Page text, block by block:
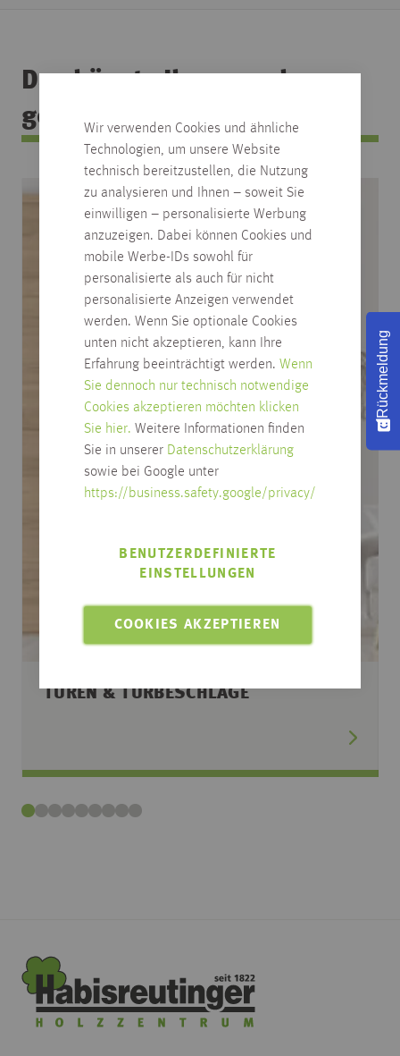
Wir verwenden Cookies und ähnliche
Technologien, um unsere Website
technisch bereitzustellen, die Nutzung
zu analysieren und Ihnen – soweit Sie
einwilligen – personalisierte Werbung
anzuzeigen. Dabei können Cookies und
mobile Werbe-IDs sowohl für
personalisierte als auch für nicht
personalisierte Anzeigen verwendet
werden. Wenn Sie optionale Cookies
unten nicht akzeptieren, kann Ihre
Erfahrung beeinträchtigt werden. Wenn
Sie dennoch nur technisch notwendige
Cookies akzeptieren möchten klicken
Sie hier. Weitere Informationen finden
Sie in unserer Datenschutzerklärung
sowie bei Google unter
https://business.safety.google/privacy/
COOKIES AKZEPTIEREN
BENUTZERDEFINIERTE
EINSTELLUNGEN
Das könnte Ihnen auch
gefallen
TÜREN & TÜRBESCHLÄGE
Rückmeldung